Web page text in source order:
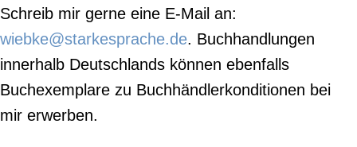
Schreib mir gerne eine E-Mail an:
wiebke@starkesprache.de. Buchhandlungen
innerhalb Deutschlands können ebenfalls
Buchexemplare zu Buchhändlerkonditionen bei
mir erwerben.